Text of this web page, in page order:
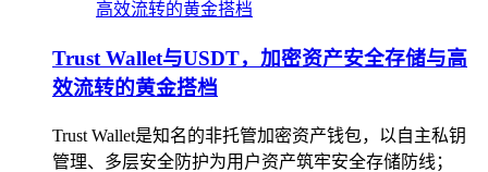
Trust Wallet与USDT，加密资产安全存储与高
效流转的黄金搭档
Trust Wallet是知名的非托管加密资产钱包，以自主私钥
管理、多层安全防护为用户资产筑牢安全存储防线；